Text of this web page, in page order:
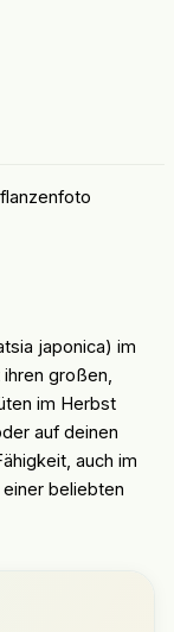
japonica) im
großen,
im Herbst
auf deinen
auch im
beliebten